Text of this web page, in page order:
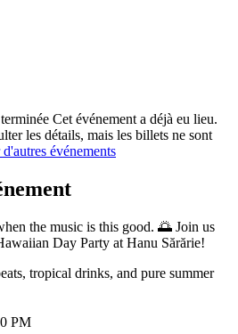
Cet événement a déjà eu lieu.
les détails, mais les billets ne sont
événements
the music is this good. 🌅 Join us
Day Party at Hanu Sărărie!
tropical drinks, and pure summer
PM